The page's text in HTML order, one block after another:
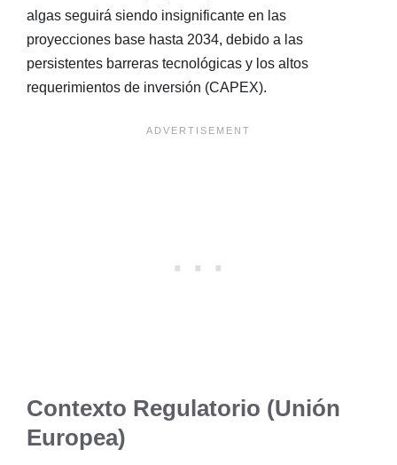
algas seguirá siendo insignificante en las
proyecciones base hasta 2034, debido a las
persistentes barreras tecnológicas y los altos
requerimientos de inversión (CAPEX).
Contexto Regulatorio (Unión
Europea)